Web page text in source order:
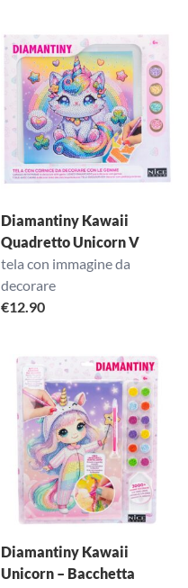
Diamantiny Kawaii
Quadretto Unicorn V
tela con immagine da
decorare
€12.90
Diamantiny Kawaii
Unicorn – Bacchetta